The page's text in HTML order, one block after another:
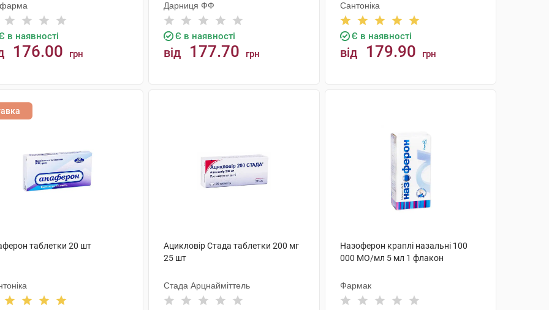
в наявності
176.00 грн
Дарниця ФФ
Є в наявності
від 177.70 грн
Сантоніка
Є в наявності
від 179.90 грн
таблетки 20 шт
Ацикловір Стада таблетки 200 мг
25 шт
Стада Арцнайміттель
Назоферон краплі назальні 100
000 МО/мл 5 мл 1 флакон
Фармак